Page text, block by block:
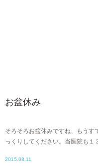
お盆休み
そろそろお盆休みですね、もうす
っくりしてください。当医院も１
2015.08.11